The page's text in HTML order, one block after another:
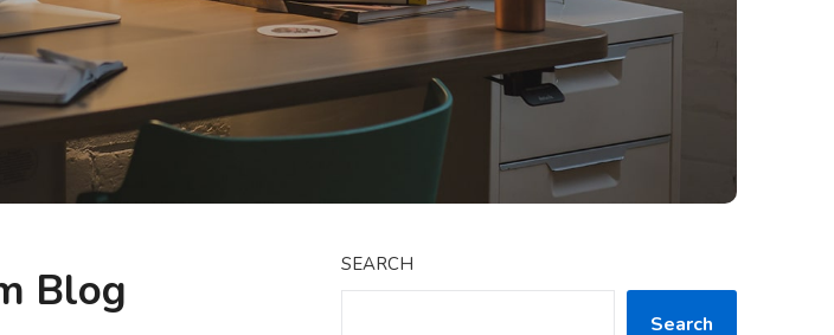
Blog SEARCH
Search